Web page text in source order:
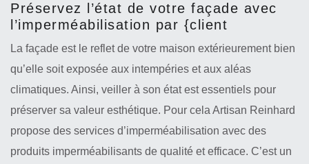
Préservez l’état de votre façade avec
l’imperméabilisation par {client
La façade est le reflet de votre maison extérieurement bien
qu’elle soit exposée aux intempéries et aux aléas
climatiques. Ainsi, veiller à son état est essentiels pour
préserver sa valeur esthétique. Pour cela Artisan Reinhard
propose des services d’imperméabilisation avec des
produits imperméabilisants de qualité et efficace. C’est un